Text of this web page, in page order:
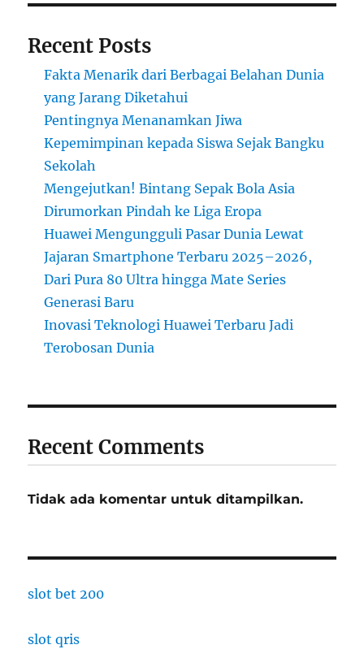
Agrikultur
Recent Posts
Fakta Menarik dari Berbagai Belahan Dunia
yang Jarang Diketahui
Pentingnya Menanamkan Jiwa
Kepemimpinan kepada Siswa Sejak Bangku
Sekolah
Mengejutkan! Bintang Sepak Bola Asia
Dirumorkan Pindah ke Liga Eropa
Huawei Mengungguli Pasar Dunia Lewat
Jajaran Smartphone Terbaru 2025–2026,
Dari Pura 80 Ultra hingga Mate Series
Generasi Baru
Inovasi Teknologi Huawei Terbaru Jadi
Terobosan Dunia
Recent Comments
Tidak ada komentar untuk ditampilkan.
slot bet 200
slot qris